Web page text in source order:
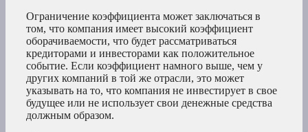
Ограничение коэффициента может заключаться в
том, что компания имеет высокий коэффициент
оборачиваемости, что будет рассматриваться
кредиторами и инвесторами как положительное
событие. Если коэффициент намного выше, чем у
других компаний в той же отрасли, это может
указывать на то, что компания не инвестирует в свое
будущее или не использует свои денежные средства
должным образом.